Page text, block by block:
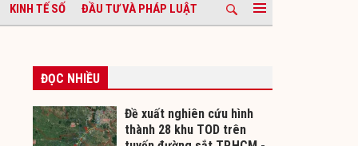
KINH TẾ SỐ ĐẦU TƯ VÀ PHÁP LUẬT
ĐỌC NHIỀU
Đề xuất nghiên cứu hình
thành 28 khu TOD trên